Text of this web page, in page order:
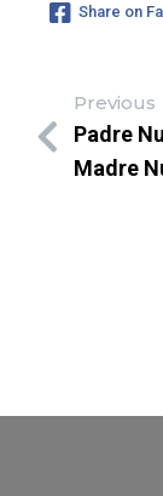
Share on
Previous
Padre
Madre